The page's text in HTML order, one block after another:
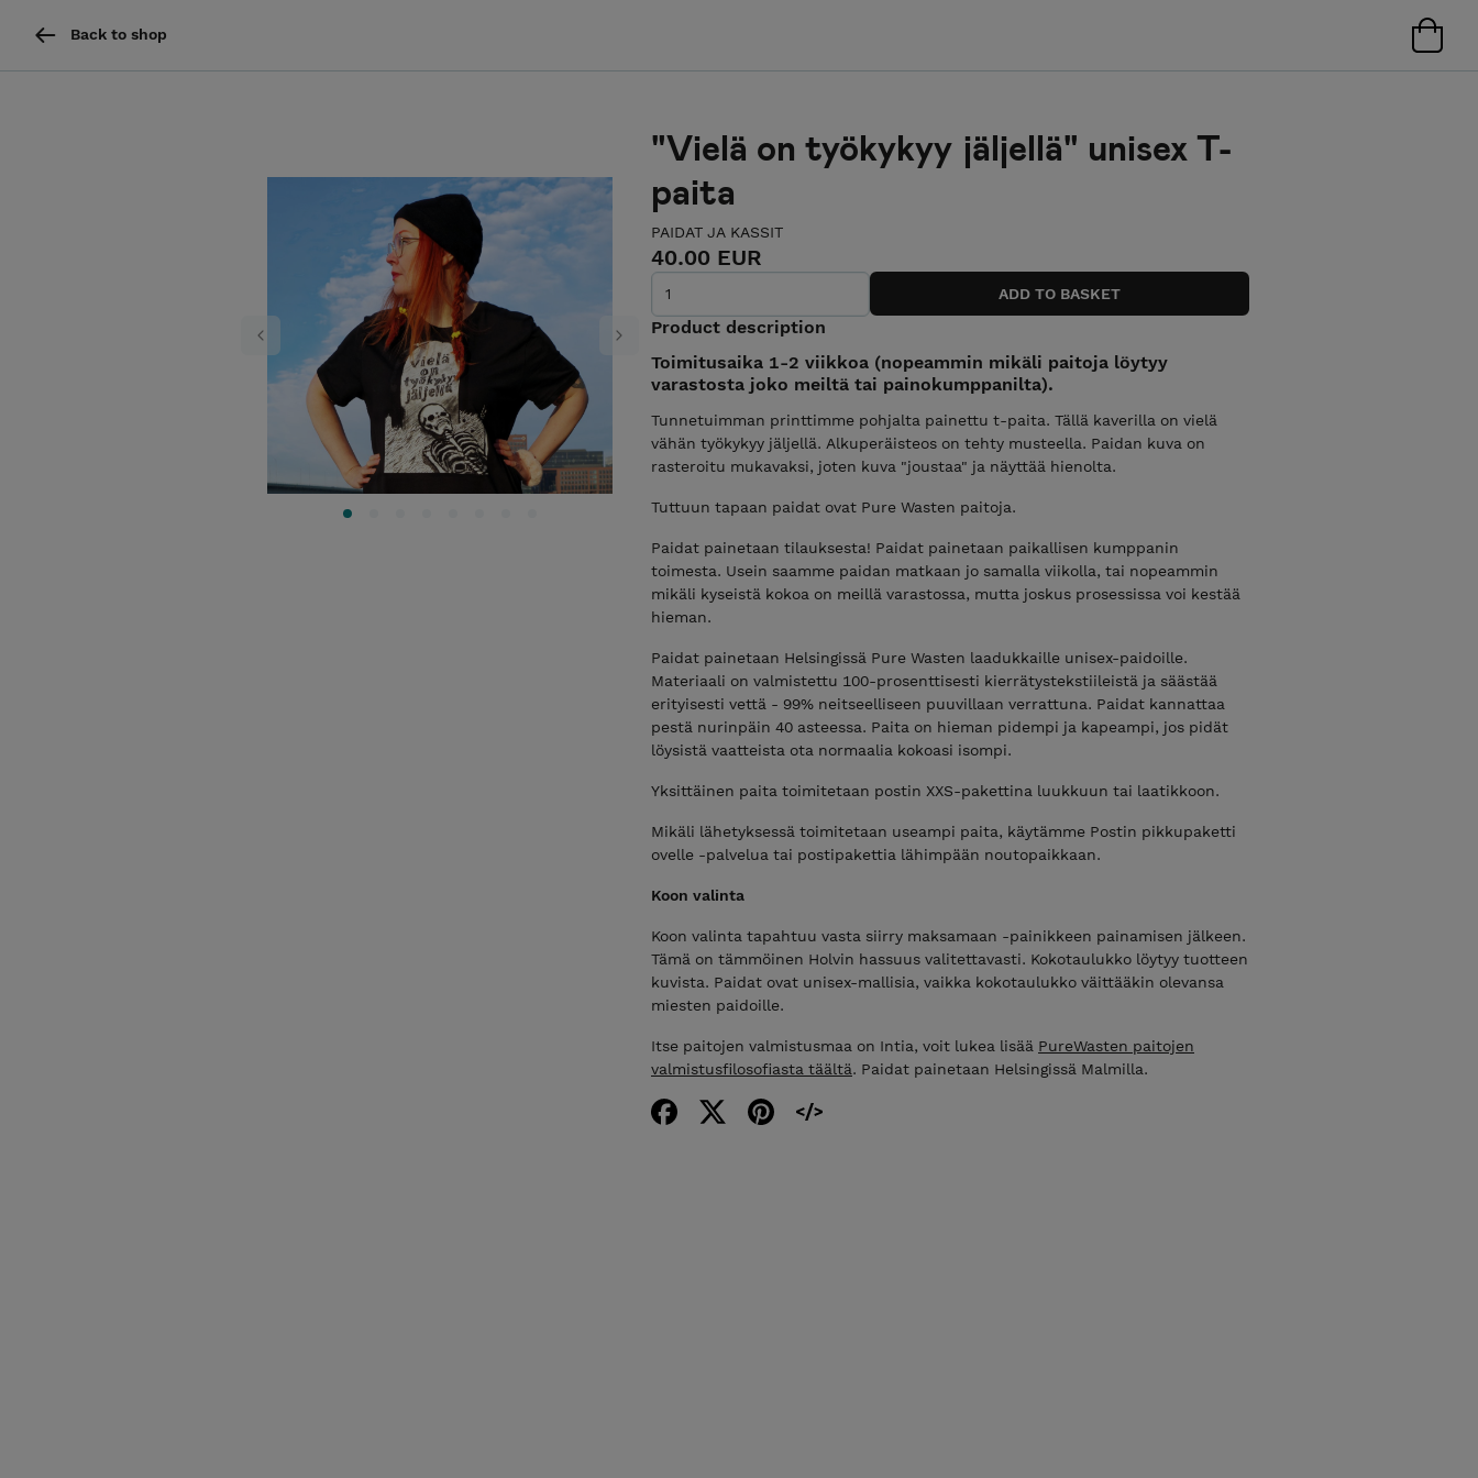
Back to shop
Previous Next
"Vielä on työkykyy jäljellä" unisex T-
paita
PAIDAT JA KASSIT
40.00 EUR
Product description
Toimitusaika 1-2 viikkoa (nopeammin mikäli paitoja löytyy
varastosta joko meiltä tai painokumppanilta).
Tunnetuimman printtimme pohjalta painettu t-paita. Tällä kaverilla on vielä
vähän työkykyy jäljellä. Alkuperäisteos on tehty musteella. Paidan kuva on
rasteroitu mukavaksi, joten kuva "joustaa" ja näyttää hienolta.
Tuttuun tapaan paidat ovat Pure Wasten paitoja.
Paidat painetaan tilauksesta! Paidat painetaan paikallisen kumppanin
toimesta. Usein saamme paidan matkaan jo samalla viikolla, tai nopeammin
mikäli kyseistä kokoa on meillä varastossa, mutta joskus prosessissa voi kestää
hieman.
Paidat painetaan Helsingissä Pure Wasten laadukkaille unisex-paidoille.
Materiaali on valmistettu 100-prosenttisesti kierrätystekstiileistä ja säästää
erityisesti vettä - 99% neitseelliseen puuvillaan verrattuna. Paidat kannattaa
pestä nurinpäin 40 asteessa. Paita on hieman pidempi ja kapeampi, jos pidät
löysistä vaatteista ota normaalia kokoasi isompi.
Yksittäinen paita toimitetaan postin XXS-pakettina luukkuun tai laatikkoon.
Mikäli lähetyksessä toimitetaan useampi paita, käytämme Postin pikkupaketti
ovelle -palvelua tai postipakettia lähimpään noutopaikkaan.
Koon valinta
Koon valinta tapahtuu vasta siirry maksamaan -painikkeen painamisen jälkeen.
Tämä on tämmöinen Holvin hassuus valitettavasti. Kokotaulukko löytyy tuotteen
kuvista. Paidat ovat unisex-mallisia, vaikka kokotaulukko väittääkin olevansa
miesten paidoille.
Itse paitojen valmistusmaa on Intia, voit lukea lisää PureWasten paitojen
valmistusfilosofiasta täältä. Paidat painetaan Helsingissä Malmilla.